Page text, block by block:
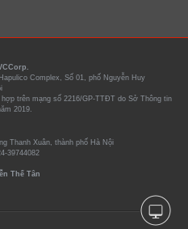
Complex, Số 01, phố Nguyễn Huy
trên mạng số 2216/GP-TTĐT do Sở Thông tin
2019.
Thanh Xuân, thành phố Hà Nội
39744082
Thế Tân